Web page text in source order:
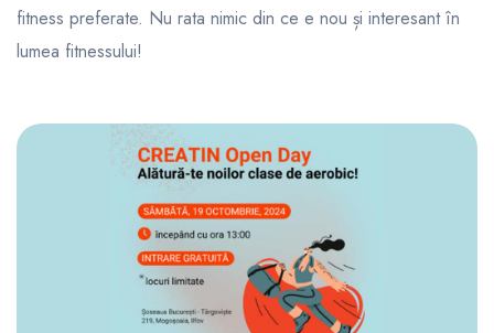
fitness preferate. Nu rata nimic din ce e nou și interesant în
lumea fitnessului!